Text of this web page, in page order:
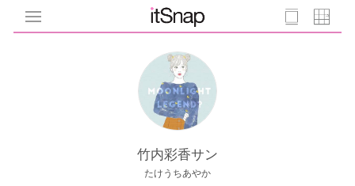
竹内彩香サン
たけうちあやか